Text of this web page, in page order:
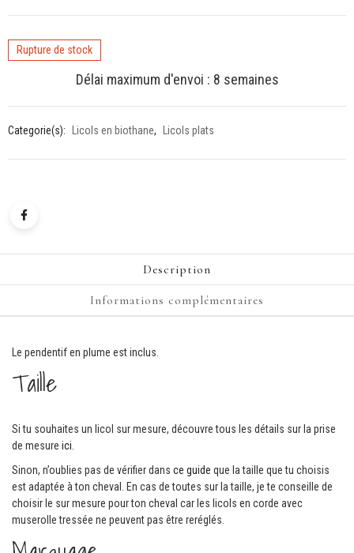
Rupture de stock
Délai maximum d'envoi : 8 semaines
Categorie(s): Licols en biothane, Licols plats
Description
Informations complémentaires
Le pendentif en plume est inclus.
Taille
Si tu souhaites un licol sur mesure, découvre tous les détails sur la prise
de mesure ici
Sinon, n’oublies pas de vérifier dans ce guide que la taille que tu choisis
est adaptée à ton cheval. En cas de toutes sur la taille, je te conseille de
choisir le sur mesure pour ton cheval car les licols en corde avec
muserolle tressée ne peuvent pas être reréglés.